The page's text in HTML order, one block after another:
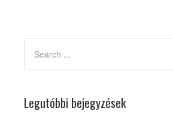
Legutóbbi bejegyzések